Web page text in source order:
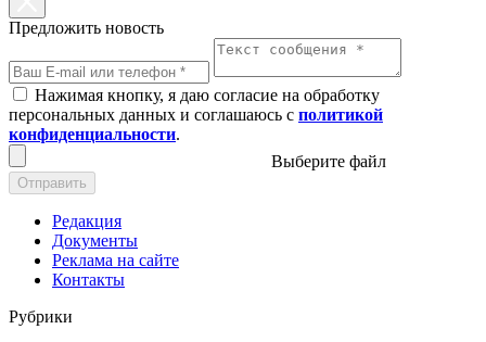
Предложить новость
Нажимая кнопку, я даю согласие на обработку
персональных данных и соглашаюсь с политикой
конфиденциальности.
Выберите файл
Отправить
Редакция
Документы
Реклама на сайте
Контакты
Рубрики